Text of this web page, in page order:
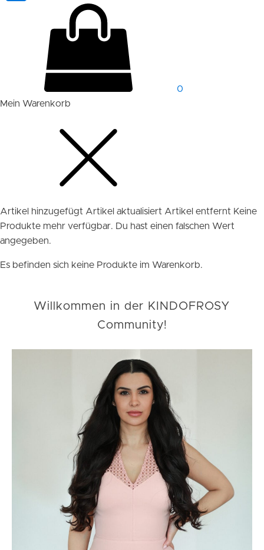
0
Mein Warenkorb
Artikel hinzugefügt Artikel aktualisiert Artikel entfernt Keine
Produkte mehr verfügbar. Du hast einen falschen Wert
angegeben.
Es befinden sich keine Produkte im Warenkorb.
Willkommen in der KINDOFROSY
Community!